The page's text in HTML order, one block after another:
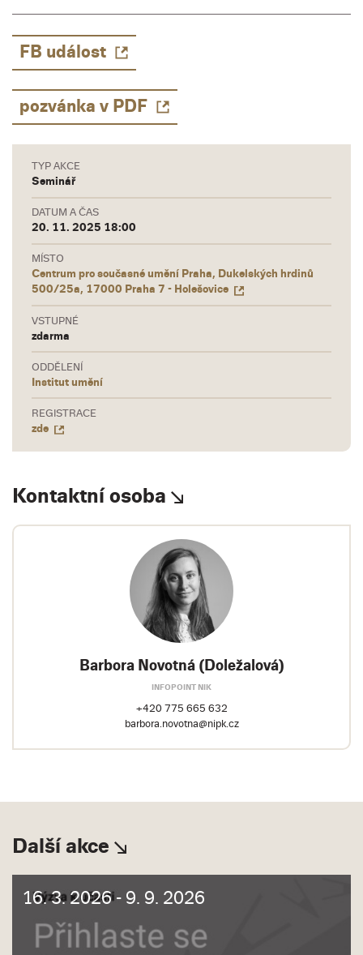
FB událost
pozvánka v PDF
TYP AKCE
Seminář
DATUM A ČAS
20. 11. 2025 18:00
MÍSTO
Centrum pro současné umění Praha, Dukelských hrdinů
500/25a, 17000 Praha 7 - Holešovice
VSTUPNÉ
zdarma
ODDĚLENÍ
Institut umění
REGISTRACE
zde
Kontaktní osoba
Barbora Novotná (Doležalová)
INFOPOINT NIK
+420 775 665 632
barbora.novotna@nipk.cz
Další akce
16. 3. 2026 - 9. 9. 2026